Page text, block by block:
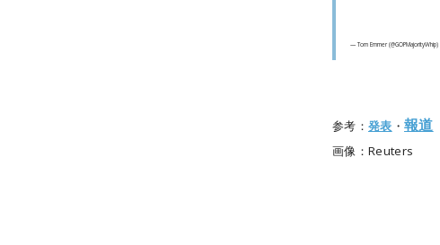
— Tom Emmer (@GOPMajorityWhip)
参考： 発表 ・報道
画像：Reuters